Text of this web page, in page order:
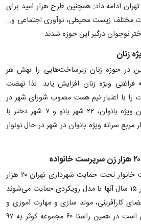
ادامه داد: همچنین طرح هزار امید برای
مختلف زیست محیطی، نوآوری اجتماعی و…
نوجوان درگیر این حوزه شدند.
زنان
در حوزه زنان زیرساخت‌هایی را بهش هر
فراغتی ویژه زنان افزایش یابد. لذا نهضت
را با اعتبار نیم همت مصوب شورای شهر در
حال انجام داریم و ۹ بوستان ویژه بانوان، ۲۲ شهر بانو و ۷ شهر دختر با
میلیون و ۶۰۰ هزار مربع سرانه ویژه بانوان در شهر در حال نونوار
وی ادامه داد: زنان سرپرست خانوار تحت حمایت شهرداری تهران ۲۰ هزار
نفر است که ۱۵ هزار فرزند زیر ۱۵ سال آنها با مدل رویکردی حمایت می‌شوند
کارآفرینی، مولد سازی و مهارت آموزی و
همچنین مشاوره و مددکاری است در همین راستا ۶۰ مجموعه کوثر به ۹۷